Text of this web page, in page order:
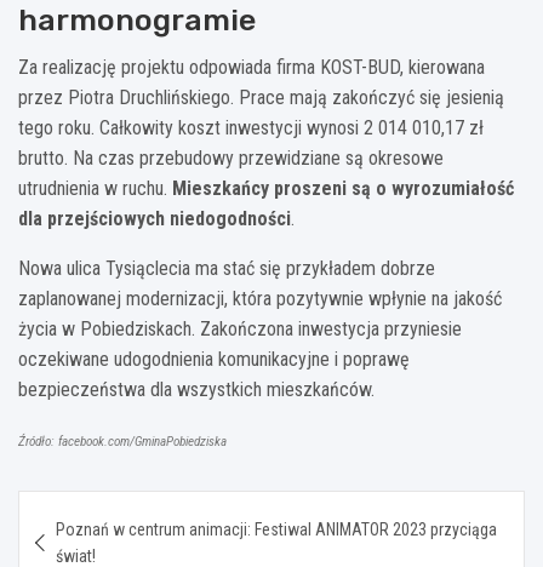
harmonogramie
Za realizację projektu odpowiada firma KOST-BUD, kierowana
przez Piotra Druchlińskiego. Prace mają zakończyć się jesienią
tego roku. Całkowity koszt inwestycji wynosi 2 014 010,17 zł
brutto. Na czas przebudowy przewidziane są okresowe
utrudnienia w ruchu. Mieszkańcy proszeni są o wyrozumiałość
dla przejściowych niedogodności.
Nowa ulica Tysiąclecia ma stać się przykładem dobrze
zaplanowanej modernizacji, która pozytywnie wpłynie na jakość
życia w Pobiedziskach. Zakończona inwestycja przyniesie
oczekiwane udogodnienia komunikacyjne i poprawę
bezpieczeństwa dla wszystkich mieszkańców.
Źródło: facebook.com/GminaPobiedziska
wpisu
Poznań w centrum animacji: Festiwal ANIMATOR 2023 przyciąga
świat!